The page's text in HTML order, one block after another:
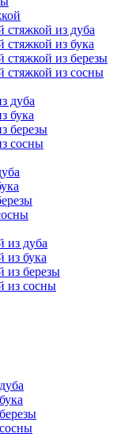
стяжкой из дуба
стяжкой из бука
стяжкой из березы
стяжкой из сосны
дуба
бука
березы
сосны
из дуба
из бука
из березы
из сосны